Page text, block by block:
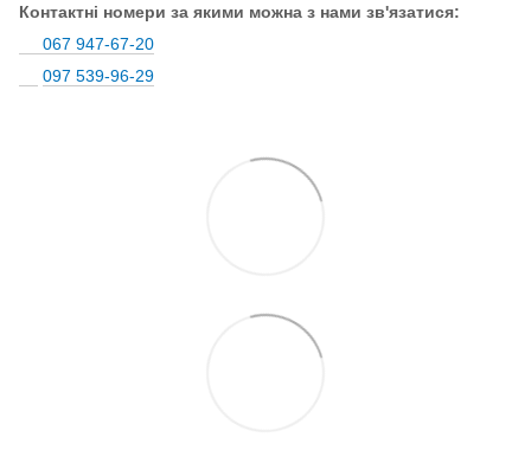
Контактні номери за якими можна з нами зв'язатися:
067 947-67-20
097 539-96-29